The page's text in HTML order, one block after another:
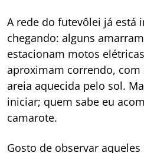
A rede do futevôlei já está
chegando: alguns
estacionam motos
aproximam correndo,
areia aquecida pelo sol.
iniciar; quem sabe eu
camarote.
Gosto de observar